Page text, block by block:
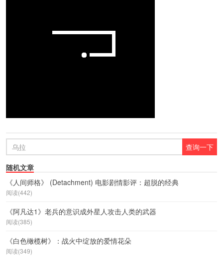
随机文章
《人间师格》 (Detachment) 电影剧情影评：超脱的经典
阅读(442)
《阿凡达1》老兵的意识成外星人攻击人类的武器
阅读(385)
《白色橄榄树》：战火中绽放的爱情花朵
阅读(349)